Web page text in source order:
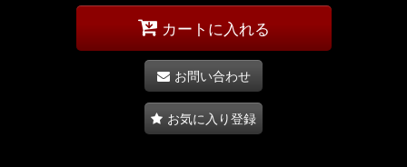
カートに入れる
お問い合わせ
お気に入り登録